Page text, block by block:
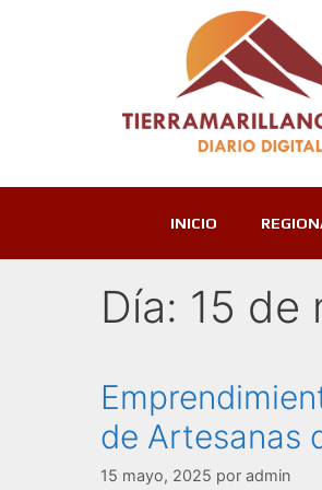
INICIO
Día: 15 de
de Artesanas
15 mayo, 2025 por admin